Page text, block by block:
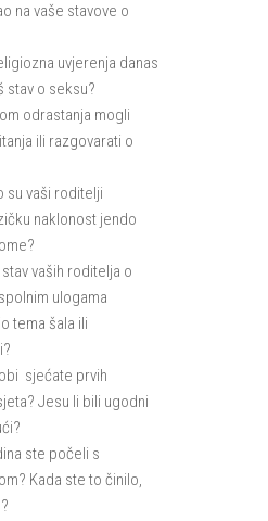
na vaše stavove o
uvjerenja danas
stav o seksu?
odrastanja mogli
ili razgovarati o
su vaši roditelji
naklonost jendo
vaših roditelja o
ulogama
tema šala ili
sjećate prvih
Jesu li bili ugodni
ste počeli s
Kada ste to činilo,